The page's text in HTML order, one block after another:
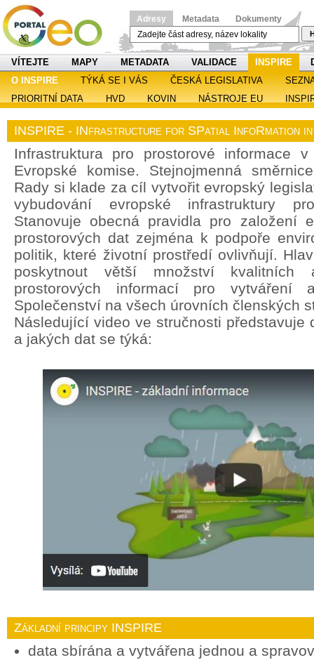
Adresy Metadata Dokumenty
VÍTEJTE MAPY METADATA VALIDACE INSPIRE
O INSPIRE
TÝKÁ SE I VÁS ČESKÁ LEGISLATIVA
PRIORITNÍ DATA
HVD KOVIN NÁSTROJE EU
INSPIRE - INfrastructure for SPatial InfoRmation
Infrastruktura pro prostorové informace
Evropské komise. Stejnojmenná
Rady si klade za cíl vytvořit evropský
vybudování evropské infrastruktury
Stanovuje obecná pravidla pro založení
prostorových dat zejména k podpoře
politik, které životní prostředí ovlivňují.
poskytnout větší množství kvalitních
prostorových informací pro vytváření
Společenství na všech úrovních členských
Následující video ve stručnosti představuje
a jakých dat se týká:
Základní principy INSPIRE
data sbírána a vytvářena jednou a